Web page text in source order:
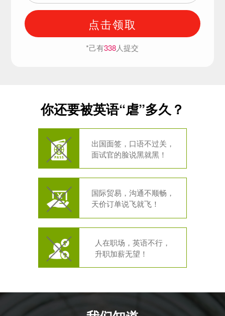
点击领取
*己有338人提交
你还要被英语“虐”多久？
出国面签，口语不过关，
面试官的脸说黑就黑！
国际贸易，沟通不顺畅，
天价订单说飞就飞！
人在职场，英语不行，
升职加薪无望！